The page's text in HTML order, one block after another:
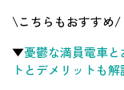
\こちらもおすすめ/
▼憂鬱な満員電車
トとデメリットも解